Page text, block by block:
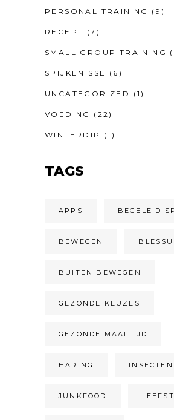
PERSONAL TRAINING (9)
RECEPT (7)
SMALL GROUP TRAINING
SPIJKENISSE (6)
UNCATEGORIZED (1)
VOEDING (22)
WINTERDIP (1)
TAGS
APPS BEGELEID
BEWEGEN
BUITEN BEWEGEN
GEZONDE KEUZES
GEZONDE MAALTIJD
HARING INSECTEN
JUNKFOOD